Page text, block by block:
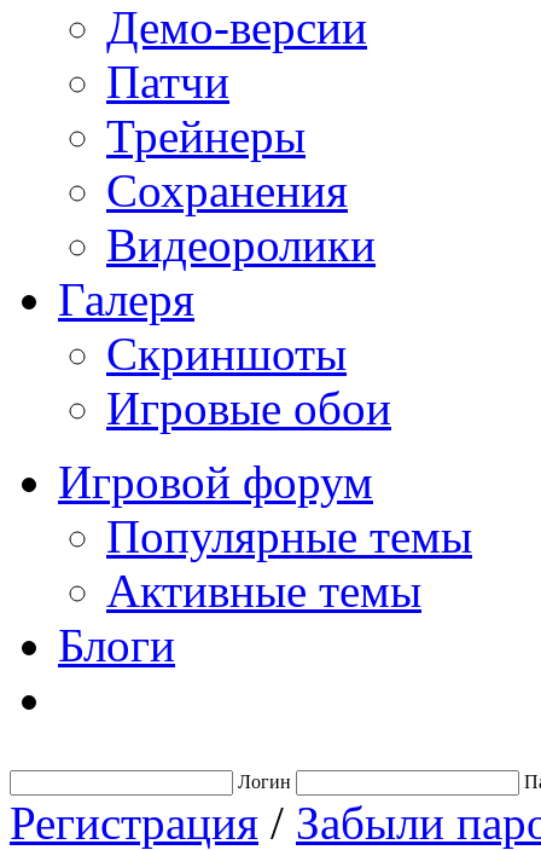
Демо-версии
Патчи
Трейнеры
Сохранения
Видеоролики
Галеря
Скриншоты
Игровые обои
Игровой форум
Популярные темы
Активные темы
Блоги
Логин
Регистрация / Забыли